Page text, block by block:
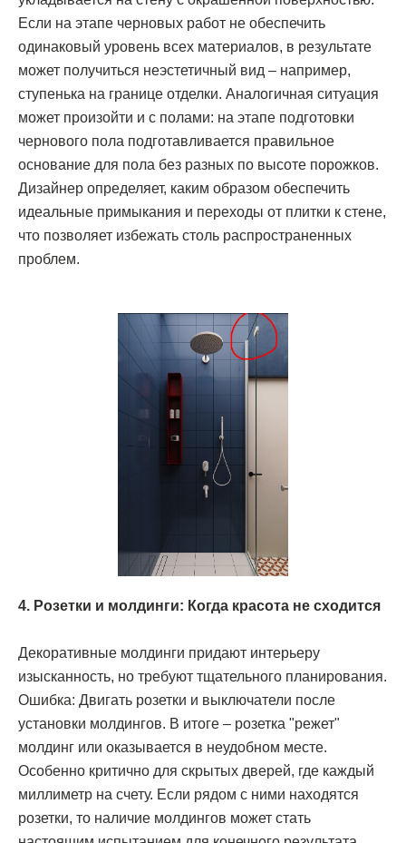
Если на этапе черновых работ не обеспечить
одинаковый уровень всех материалов, в результате
может получиться неэстетичный вид – например,
ступенька на границе отделки. Аналогичная ситуация
может произойти и с полами: на этапе подготовки
чернового пола подготавливается правильное
основание для пола без разных по высоте порожков.
Дизайнер определяет, каким образом обеспечить
идеальные примыкания и переходы от плитки к стене,
что позволяет избежать столь распространенных
проблем.
4. Розетки и молдинги: Когда красота не сходится
Декоративные молдинги придают интерьеру
изысканность, но требуют тщательного планирования.
Ошибка: Двигать розетки и выключатели после
установки молдингов. В итоге – розетка "режет"
молдинг или оказывается в неудобном месте.
Особенно критично для скрытых дверей, где каждый
миллиметр на счету. Если рядом с ними находятся
розетки, то наличие молдингов может стать